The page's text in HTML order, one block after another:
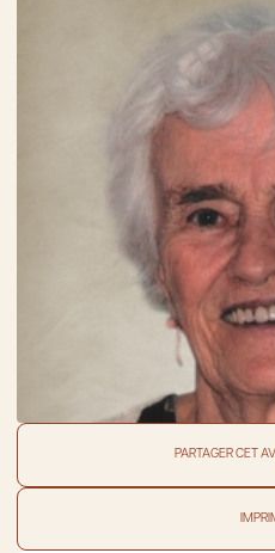
PARTAGER CET